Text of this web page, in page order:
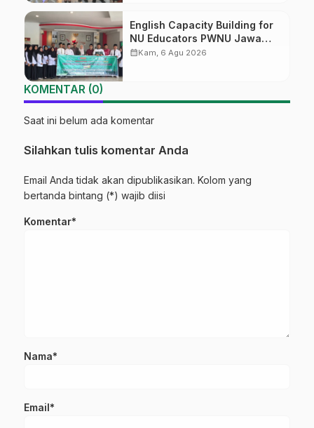
English Capacity Building for
NU Educators PWNU Jawa
Tengah Batch#4; Membuka
calendar_monthKam, 6 Agu 2026
KOMENTAR (0)
Saat ini belum ada komentar
Silahkan tulis komentar Anda
Email Anda tidak akan dipublikasikan. Kolom yang
bertanda bintang (*) wajib diisi
Komentar*
Nama*
Email*